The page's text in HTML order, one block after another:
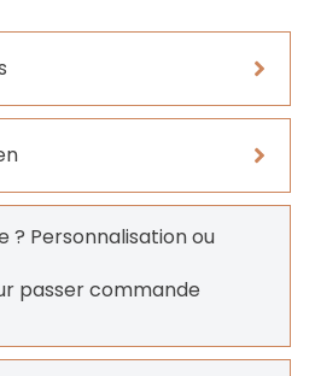
? Personnalisation ou
passer commande